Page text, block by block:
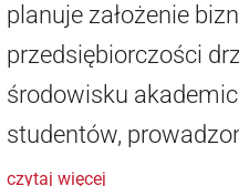
planuje założenie
przedsiębiorczości
środowisku
studentów,
czytaj więcej